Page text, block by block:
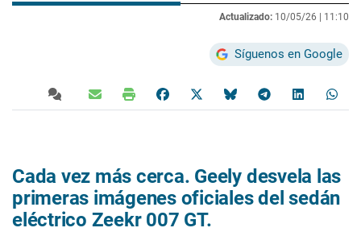
Actualizado: 10/05/26 | 11:10
Síguenos en Google
Cada vez más cerca. Geely desvela las
primeras imágenes oficiales del sedán
eléctrico Zeekr 007 GT.